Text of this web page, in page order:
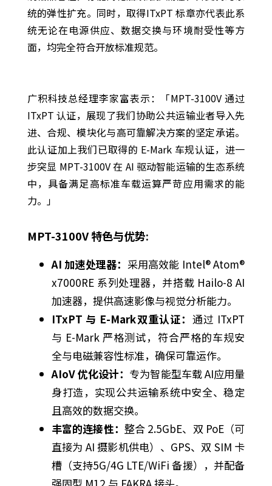
统的弹性扩充。同时，取得ITxPT 标章亦代表此系
统无论在电源供应、数据交换与环境耐受性等方
面，均完全符合开放标准规范。
广积科技总经理李家富表示：「MPT-3100V 通过
ITxPT 认证，展现了我们协助公共运输业者导入先
进、合规、模块化与高可靠解决方案的坚定承诺。
此认证加上我们已取得的 E-Mark 车规认证，进一
步突显 MPT-3100V 在 AI 驱动智能运输的生态系统
中，具备满足高标准车载运算严苛应用需求的能
力。」
MPT-3100V 特色与优势:
AI 加速处理器： 采用高效能 Intel® Atom®
x7000RE 系列处理器，并搭载 Hailo-8 AI
加速器，提供高速影像与视觉分析能力。
ITxPT 与 E-Mark双重认证： 通过 ITxPT
与 E-Mark 严格测试，符合严格的车规安
全与电磁兼容性标准，确保可靠运作。
AIoV 优化设计： 专为智能型车载 AI应用量
身打造，实现公共运输系统中安全、稳定
且高效的数据交换。
丰富的连接性： 整合 2.5GbE、双 PoE（可
直接为 AI 摄影机供电）、GPS、双 SIM 卡
槽（支持5G/4G LTE/WiFi 备援），并配备